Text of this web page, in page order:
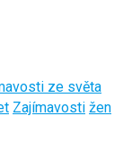
ze světa
Zajímavosti žen